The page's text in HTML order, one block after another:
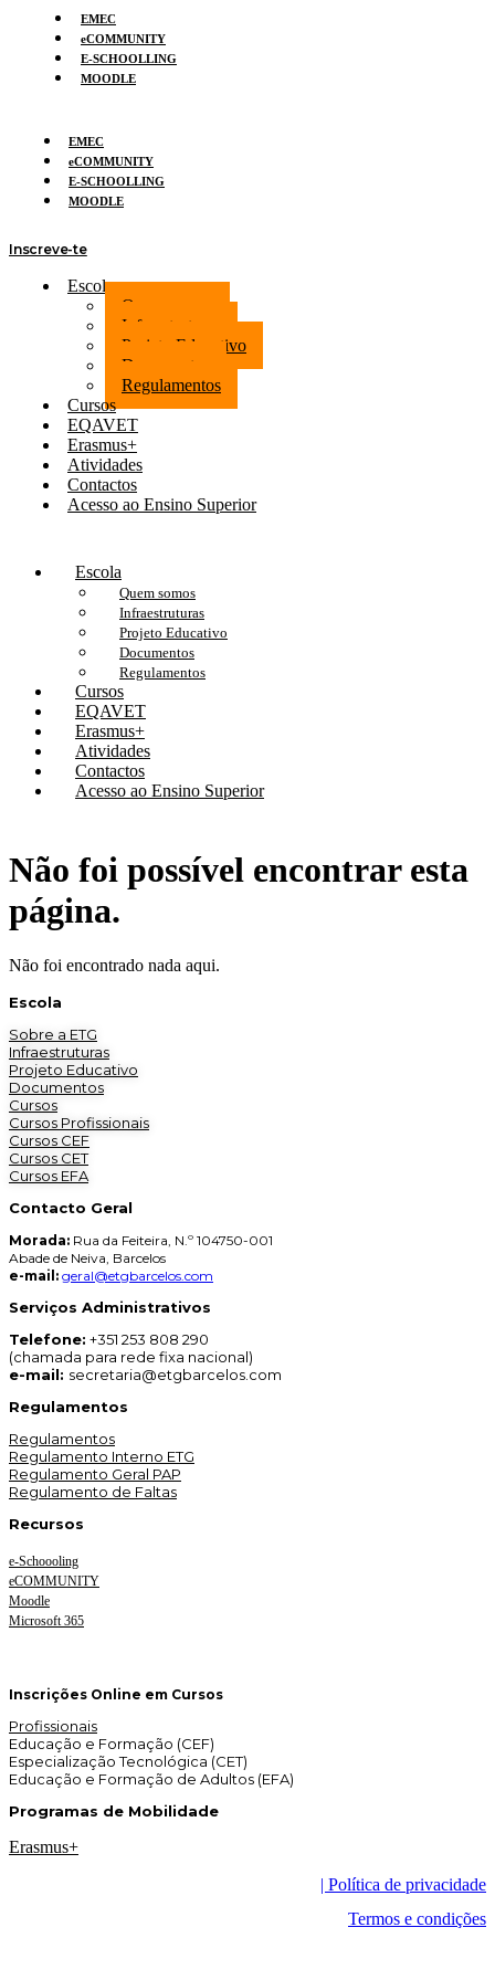
EMEC
eCOMMUNITY
E-SCHOOLLING
MOODLE
EMEC
eCOMMUNITY
E-SCHOOLLING
MOODLE
Inscreve-te
Escola
Quem somos
Infraestruturas
Projeto Educativo
Documentos
Regulamentos
Cursos
EQAVET
Erasmus+
Atividades
Contactos
Acesso ao Ensino Superior
Escola
Quem somos
Infraestruturas
Projeto Educativo
Documentos
Regulamentos
Cursos
EQAVET
Erasmus+
Atividades
Contactos
Acesso ao Ensino Superior
Não foi possível encontrar esta
página.
Não foi encontrado nada aqui.
Escola
Sobre a ETG
Infraestruturas
Projeto Educativo
Documentos
Cursos
Cursos Profissionais
Cursos CEF
Cursos CET
Cursos EFA
Contacto Geral
Morada: Rua da Feiteira, N.º 104750-001
Abade de Neiva, Barcelos
e-mail: geral@etgbarcelos.com
Serviços Administrativos
Telefone: +351 253 808 290
(chamada para rede fixa nacional)
e-mail: secretaria@etgbarcelos.com
Regulamentos
Regulamentos
Regulamento Interno ETG
Regulamento Geral PAP
Regulamento de Faltas
Recursos
e-Schoooling
eCOMMUNITY
Moodle
Microsoft 365
Inscrições Online em Cursos
Profissionais
Educação e Formação (CEF)
Especialização Tecnológica (CET)
Educação e Formação de Adultos (EFA)
Programas de Mobilidade
Erasmus+
| Política de privacidade
Termos e condições